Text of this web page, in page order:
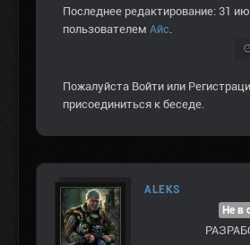
Последнее редактирование: 31
пользователем Aйс
Пожалуйста Войти или
присоединиться к беседе.
ALEKS
Не в